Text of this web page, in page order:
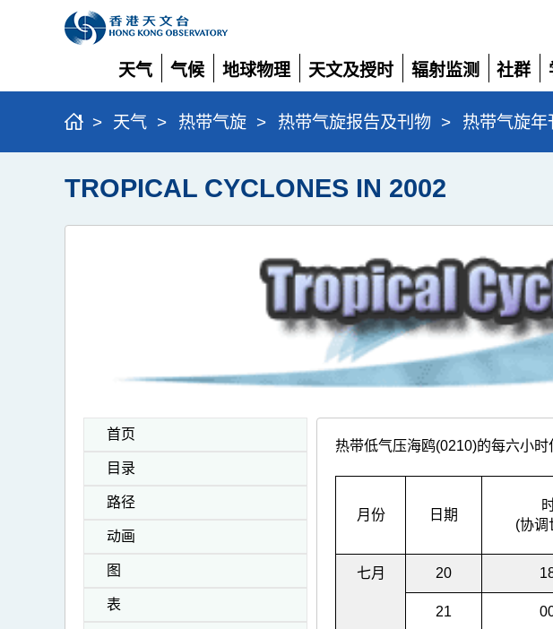
天气
展
开
气候
展
开
地球物理
展
开
天文及授时
展
开
辐射监测
展
开
社群
展
开
> 天气 > 热带气旋 > 热带气旋报告及刊物 > 热带气旋年
TROPICAL CYCLONES IN 2002
首页
目录
路径
动画
图
表
热带低气压海鸥(0210)的每六小时
月份 日期
(协调
七月 20
21